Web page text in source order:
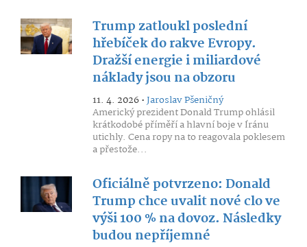
Trump zatloukl poslední
hřebíček do rakve Evropy.
Dražší energie i miliardové
náklady jsou na obzoru
11. 4. 2026 •Jaroslav Pšeničný
Americký prezident Donald Trump ohlásil
krátkodobé příměří a hlavní boje v Íránu
utichly. Cena ropy na to reagovala poklesem
a přestože...
Oficiálně potvrzeno: Donald
Trump chce uvalit nové clo ve
výši 100 % na dovoz. Následky
budou nepříjemné